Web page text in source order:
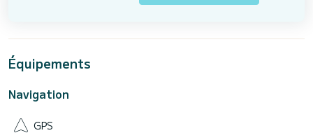
Équipements
Navigation
GPS